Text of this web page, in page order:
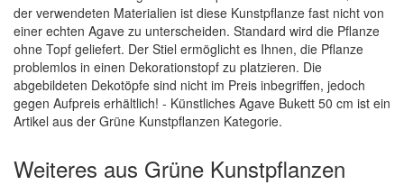
der verwendeten Materialien ist diese Kunstpflanze fast nicht von
einer echten Agave zu unterscheiden. Standard wird die Pflanze
ohne Topf geliefert. Der Stiel ermöglicht es Ihnen, die Pflanze
problemlos in einen Dekorationstopf zu platzieren. Die
abgebildeten Dekotöpfe sind nicht im Preis inbegriffen, jedoch
gegen Aufpreis erhältlich! - Künstliches Agave Bukett 50 cm ist ein
Artikel aus der Grüne Kunstpflanzen Kategorie.
Weiteres aus Grüne Kunstpflanzen